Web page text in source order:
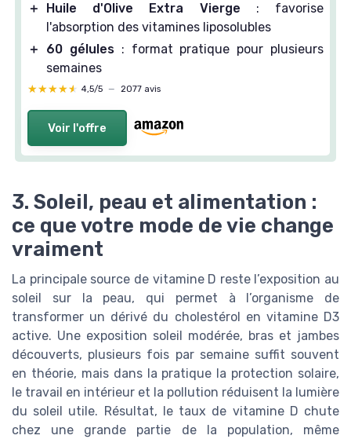
＋
Huile d'Olive Extra Vierge : favorise
l'absorption des vitamines liposolubles
＋
60 gélules: format pratique pour plusieurs
semaines
★★★★★
★★★★★ 4,5/5 — 2077 avis
Voir l'offre
3. Soleil, peau et alimentation :
ce que votre mode de vie change
vraiment
La principale source de vitamine D reste l’exposition au
soleil sur la peau, qui permet à l’organisme de
transformer un dérivé du cholestérol en vitamine D3
active. Une exposition soleil modérée, bras et jambes
découverts, plusieurs fois par semaine suffit souvent
en théorie, mais dans la pratique la protection solaire,
le travail en intérieur et la pollution réduisent la lumière
du soleil utile. Résultat, le taux de vitamine D chute
chez une grande partie de la population, même